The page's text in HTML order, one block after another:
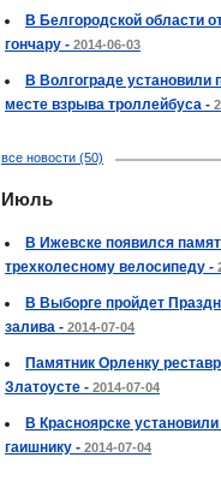
В Белгородской области
гончару - 2014-06-03
В Волгограде установили
месте взрыва троллейбуса -
все новости (50)
Июль
В Ижевске появился
трехколесному велосипеду -
В Выборге пройдет
залива - 2014-07-04
Памятник Орленку
Златоусте - 2014-07-04
В Красноярске
гаишнику - 2014-07-04